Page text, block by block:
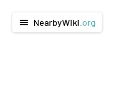
menu NearbyWiki .org